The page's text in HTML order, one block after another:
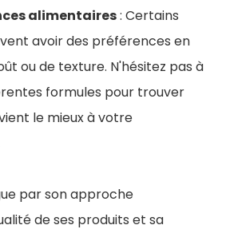
alimentaires: Certains
avoir des préférences en
ou de texture. N'hésitez pas à
formules pour trouver
le mieux à votre
par son approche
de ses produits et sa